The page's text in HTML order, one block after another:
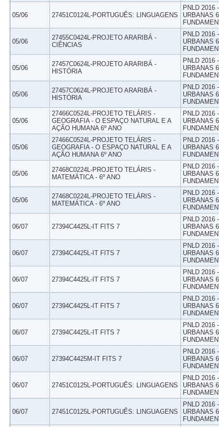
05/06 27451C0124L-PORTUGUÊS: LINGUAGENS
PNLD 2016
URBANAS
05/06
27455C0424L-PROJETO ARARIBÁ -
CIÊNCIAS
PNLD 2016
URBANAS
05/06
27457C0624L-PROJETO ARARIBÁ -
HISTÓRIA
PNLD 2016
URBANAS
05/06
27457C0624L-PROJETO ARARIBÁ -
HISTÓRIA
PNLD 2016
URBANAS
05/06
27466C0524L-PROJETO TELÁRIS -
GEOGRAFIA - O ESPAÇO NATURAL E A
AÇÃO HUMANA 6º ANO
PNLD 2016
URBANAS
05/06
27466C0524L-PROJETO TELÁRIS -
GEOGRAFIA - O ESPAÇO NATURAL E A
AÇÃO HUMANA 6º ANO
PNLD 2016
URBANAS
05/06
27468C0224L-PROJETO TELÁRIS -
MATEMÁTICA - 6º ANO
PNLD 2016
URBANAS
05/06
27468C0224L-PROJETO TELÁRIS -
MATEMÁTICA - 6º ANO
PNLD 2016
URBANAS
06/07 27394C4425L-IT FITS 7
PNLD 2016
URBANAS
06/07 27394C4425L-IT FITS 7
PNLD 2016
URBANAS
06/07 27394C4425L-IT FITS 7
PNLD 2016
URBANAS
06/07 27394C4425L-IT FITS 7
PNLD 2016
URBANAS
06/07 27394C4425L-IT FITS 7
PNLD 2016
URBANAS
06/07 27394C4425M-IT FITS 7
PNLD 2016
URBANAS
06/07 27451C0125L-PORTUGUÊS: LINGUAGENS
PNLD 2016
URBANAS
06/07 27451C0125L-PORTUGUÊS: LINGUAGENS
PNLD 2016
URBANAS